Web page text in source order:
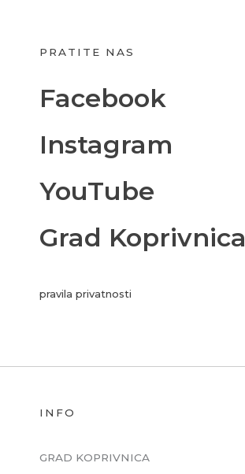
PRATITE NAS
Facebook
Instagram
YouTube
Grad Koprivnica
pravila privatnosti
INFO
GRAD KOPRIVNICA